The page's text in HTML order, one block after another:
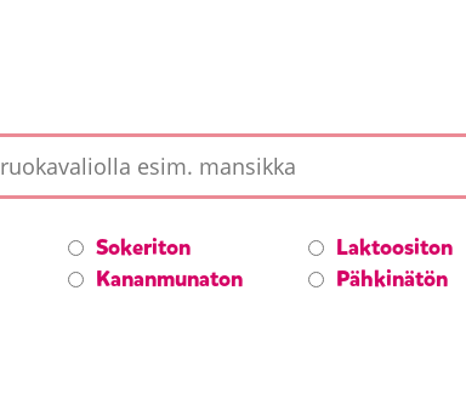
Sokeriton Laktoositon
Kananmunaton Pähkinätön